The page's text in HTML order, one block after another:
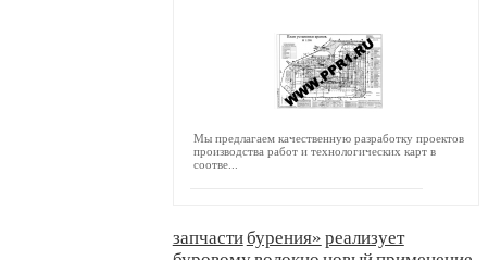
Мы предлагаем качественную разработку проектов
производства работ и технологических карт в
соотве...
запчастибурения» реализует